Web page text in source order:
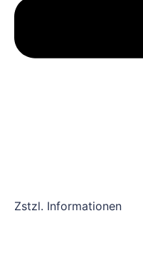
Zstzl. Informationen